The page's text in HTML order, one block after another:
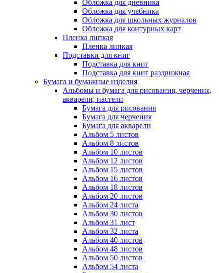
Обложка для дневника
Обложка для учебника
Обложка для школьных журналов
Обложка для контурных карт
Пленка липкая
Пленка липкая
Подставки для книг
Подставка для книг
Подставка для книг раздвижная
Бумага и бумажные изделия
Альбомы и бумага для рисования, черчения,
акварели, пастели
Бумага для рисования
Бумага для черчения
Бумага для акварели
Альбом 5 листов
Альбом 8 листов
Альбом 10 листов
Альбом 12 листов
Альбом 15 листов
Альбом 16 листов
Альбом 18 листов
Альбом 20 листов
Альбом 24 листа
Альбом 30 листов
Альбом 31 лист
Альбом 32 листа
Альбом 40 листов
Альбом 48 листов
Альбом 50 листов
Альбом 54 листа